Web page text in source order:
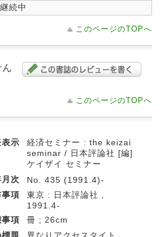
続中
このページのTOPへ
このページのTOPへ
示
経済セミナー : the keizai
seminar / 日本評論社 [編]
ケイザイ セミナー
次
No. 435 (1991.4)-
項
東京 : 日本評論社 ,
1991.4-
項
冊 ; 26cm